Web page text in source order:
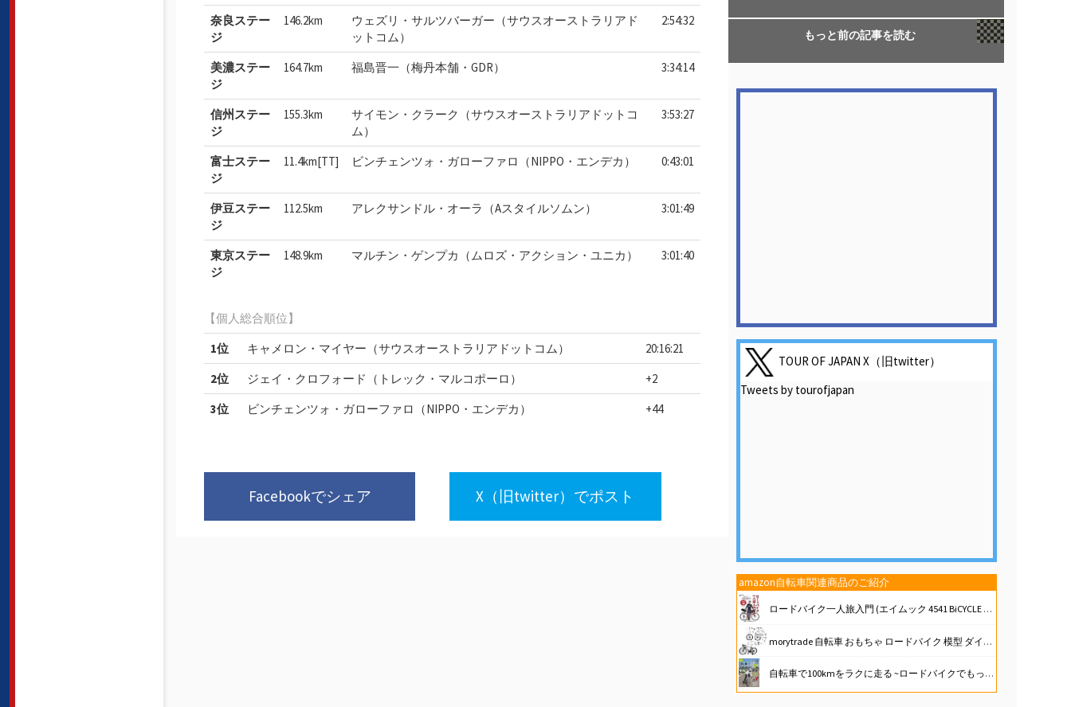
奈良ステー
ジ
146.2km
ウェズリ・サルツバーガー（サウスオーストラリアド
ットコム）
2:54:32
美濃ステー
ジ
164.7km 福島晋一（梅丹本舗・GDR） 3:34:14
信州ステー
ジ
155.3km
サイモン・クラーク（サウスオーストラリアドットコ
ム）
3:53:27
富士ステー
ジ
11.4km[TT] ビンチェンツォ・ガローファロ（NIPPO・エンデカ） 0:43:01
伊豆ステー
ジ
112.5km アレクサンドル・オーラ（Aスタイルソムン） 3:01:49
東京ステー
ジ
148.9km マルチン・ゲンプカ（ムロズ・アクション・ユニカ） 3:01:40
【個人総合順位】
1位
キャメロン・マイヤー（サウスオーストラリアドットコム）
20:16:21
2位
ジェイ・クロフォード（トレック・マルコポーロ）
+2
3位
ビンチェンツォ・ガローファロ（NIPPO・エンデカ） +44
Facebookでシェア X（旧twitter）でポスト
もっと前の記事を読む
TOUR OF JAPAN X（旧twitter）
Tweets by tourofjapan
amazon自転車関連商品のご紹介
ロードバイク一人旅入門 (エイムック 4541 BiCYCLE CLUB別冊)
morytrade 自転車 おもちゃ ロードバイク 模型 ダイキャストカー ロードレーサー 組み立て式 (ブラック)
自転車で100kmをラクに走る ~ロードバイクでもっと距離を伸ばしたい人に (大人の自由時間mini)